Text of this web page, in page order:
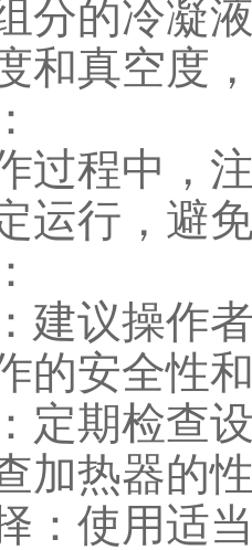
分的冷凝
和真空度
过程中，
运行，避
建议操作
的安全性
定期检查
加热器的
：使用适